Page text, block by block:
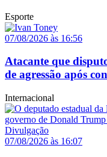
Esporte
07/08/2026 às 16:56
Atacante que
de agressão após
Internacional
07/08/2026 às 16:07